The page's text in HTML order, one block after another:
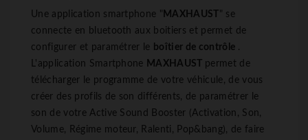
Une application smartphone " MAXHAUST " se
connecte en bluetooth aux boitiers et permet de
configurer et paramétrer le
boîtier de contrôle .
L'application Smartphone MAXHAUST
permet de
télécharger le programme de votre véhicule, de vous
créer des profils de son différents, de paramétrer le
son de votre Active Sound Booster (Activation, Son,
Volume, Régime moteur, Ralenti, Pop&bang), de faire